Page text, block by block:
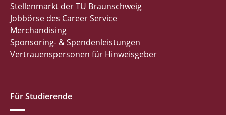
Stellenmarkt der TU Braunschweig
Jobbörse des Career Service
Merchandising
Sponsoring- & Spendenleistungen
Vertrauenspersonen für Hinweisgeber
Für Studierende